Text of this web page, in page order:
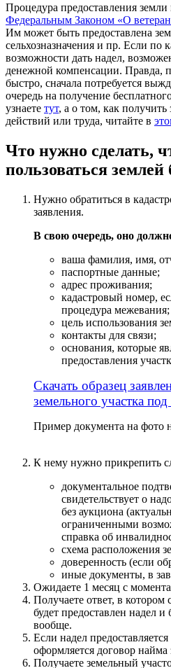
Процедура предоставления земли
Федеральным Законом «О
Им может быть предоставлена
сельхозназначения и пр. Если по
возможности дать надел,
денежной компенсации. Правда,
быстро, сначала потребуется
очередь на получение
узнаете тут, а о том, как
действий или труда, читайте в
Что нужно сделать,
пользоваться землей
Нужно обратиться в
заявления.
В свою очередь, оно
ваша фамилия, имя,
паспортные данные;
адрес проживания;
кадастровый номер,
процедура межевания;
цель использования
контакты для связи;
основания, которые
предоставления
Скачать образец
земельного участка
Пример документа на фото
К нему нужно прикрепить
документальное
свидетельствует о
без аукциона
ограниченными
справка об
схема расположения
доверенность (если
иные документы, в
Ожидаете 1 месяц с
Получаете ответ, в котором
будет предоставлен надел и
вообще.
Если надел
оформляется договор найма
Получаете земельный